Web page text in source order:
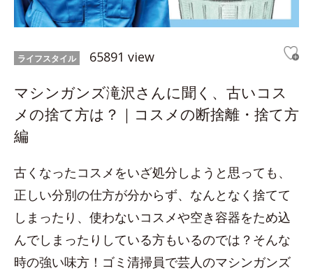
ライフスタイル 65891 view
マシンガンズ滝沢さんに聞く、古いコス
メの捨て方は？｜コスメの断捨離・捨て方
編
古くなったコスメをいざ処分しようと思っても、
正しい分別の仕方が分からず、なんとなく捨てて
しまったり、使わないコスメや空き容器をため込
んでしまったりしている方もいるのでは？そんな
時の強い味方！ゴミ清掃員で芸人のマシンガンズ